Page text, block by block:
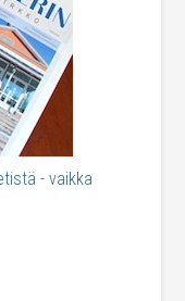
- vaikka